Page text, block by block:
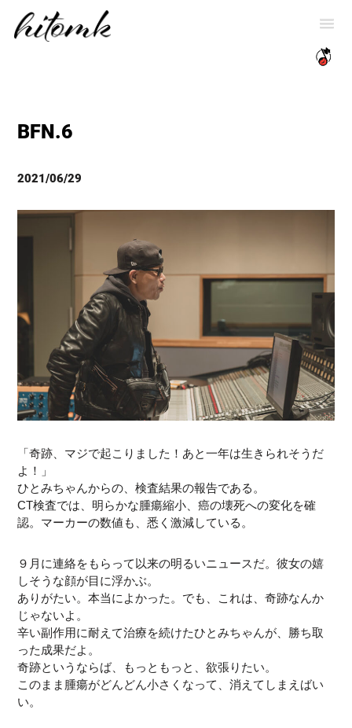
BFN.6
2021/06/29
「奇跡、マジで起こりました！あと一年は生きられそうだ
よ！」
ひとみちゃんからの、検査結果の報告である。
CT検査では、明らかな腫瘍縮小、癌の壊死への変化を確
認。マーカーの数値も、悉く激減している。
９月に連絡をもらって以来の明るいニュースだ。彼女の嬉
しそうな顔が目に浮かぶ。
ありがたい。本当によかった。でも、これは、奇跡なんか
じゃないよ。
辛い副作用に耐えて治療を続けたひとみちゃんが、勝ち取
った成果だよ。
奇跡というならば、もっともっと、欲張りたい。
このまま腫瘍がどんどん小さくなって、消えてしまえばい
い。